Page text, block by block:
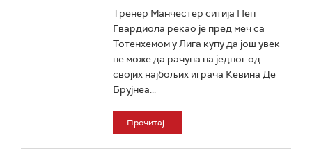
Тренер Манчестер ситија Пеп
Гвардиола рекао је пред меч са
Тотенхемом у Лига купу да још увек
не може да рачуна на једног од
својих најбољих играча Кевина Де
Брујнеа...
Прочитај